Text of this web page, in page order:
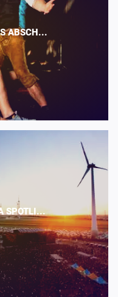
ABSCH...
SPOTLI...